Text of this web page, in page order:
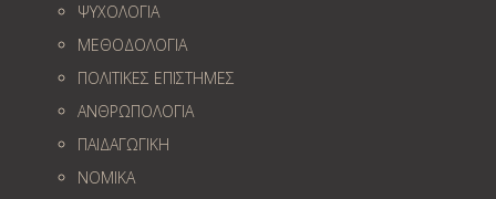
ΨΥΧΟΛΟΓΙΑ
ΜΕΘΟΔΟΛΟΓΙΑ
ΠΟΛΙΤΙΚΕΣ ΕΠΙΣΤΗΜΕΣ
ΑΝΘΡΩΠΟΛΟΓΙΑ
ΠΑΙΔΑΓΩΓΙΚΗ
ΝΟΜΙΚΑ